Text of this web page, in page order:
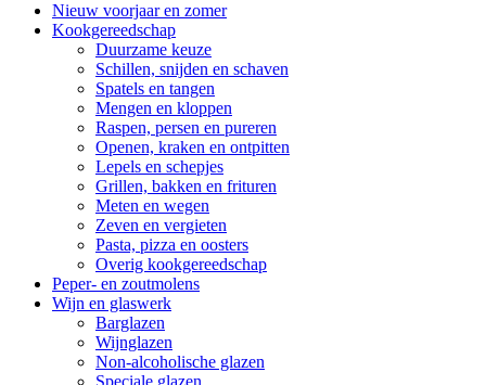
Nieuw voorjaar en zomer
Kookgereedschap
Duurzame keuze
Schillen, snijden en schaven
Spatels en tangen
Mengen en kloppen
Raspen, persen en pureren
Openen, kraken en ontpitten
Lepels en schepjes
Grillen, bakken en frituren
Meten en wegen
Zeven en vergieten
Pasta, pizza en oosters
Overig kookgereedschap
Peper- en zoutmolens
Wijn en glaswerk
Barglazen
Wijnglazen
Non-alcoholische glazen
Speciale glazen